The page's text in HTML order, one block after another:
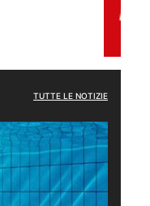
TUTTE LE NOTIZIE